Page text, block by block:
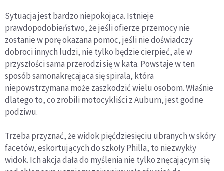
Sytuacja jest bardzo niepokojąca. Istnieje
prawdopodobieństwo, że jeśli ofierze przemocy nie
zostanie w porę okazana pomoc, jeśli nie doświadczy
dobroci innych ludzi, nie tylko będzie cierpieć, ale w
przyszłości sama przerodzi się w kata. Powstaje w ten
sposób samonakręcająca się spirala, która
niepowstrzymana może zaszkodzić wielu osobom. Właśnie
dlatego to, co zrobili motocykliści z Auburn, jest godne
podziwu.
Trzeba przyznać, że widok pięćdziesięciu ubranych w skóry
facetów, eskortujących do szkoły Philla, to niezwykły
widok. Ich akcja dała do myślenia nie tylko znęcającym się